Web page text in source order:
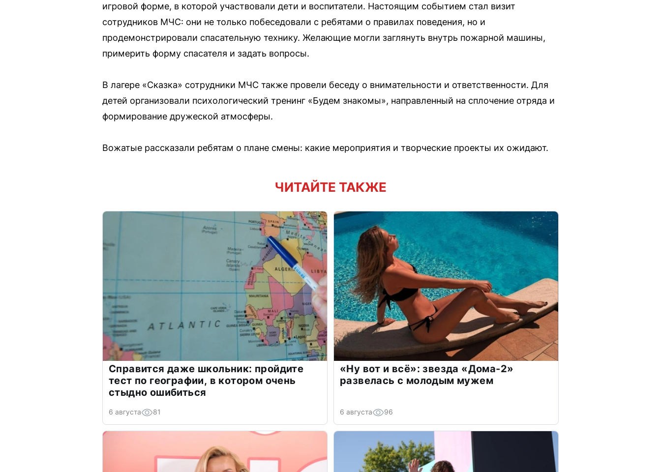
игровой форме, в которой участвовали дети и воспитатели. Настоящим событием стал визит
сотрудников МЧС: они не только побеседовали с ребятами о правилах поведения, но и
продемонстрировали спасательную технику. Желающие могли заглянуть внутрь пожарной машины,
примерить форму спасателя и задать вопросы.
В лагере «Сказка» сотрудники МЧС также провели беседу о внимательности и ответственности. Для
детей организовали психологический тренинг «Будем знакомы», направленный на сплочение отряда и
формирование дружеской атмосферы.
Вожатые рассказали ребятам о плане смены: какие мероприятия и творческие проекты их ожидают.
ЧИТАЙТЕ ТАКЖЕ
Справится даже школьник: пройдите
тест по географии, в котором очень
стыдно ошибиться
6 августа 81
«Ну вот и всё»: звезда «Дома-2»
развелась с молодым мужем
6 августа 96